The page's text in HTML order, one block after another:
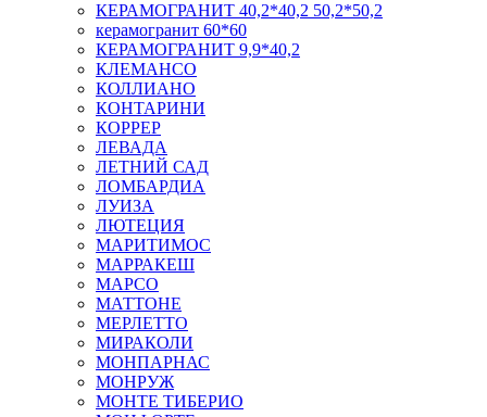
КЕРАМОГРАНИТ 40,2*40,2 50,2*50,2
керамогранит 60*60
КЕРАМОГРАНИТ 9,9*40,2
КЛЕМАНСО
КОЛЛИАНО
КОНТАРИНИ
КОРРЕР
ЛЕВАДА
ЛЕТНИЙ САД
ЛОМБАРДИА
ЛУИЗА
ЛЮТЕЦИЯ
МАРИТИМОС
МАРРАКЕШ
МАРСО
МАТТОНЕ
МЕРЛЕТТО
МИРАКОЛИ
МОНПАРНАС
МОНРУЖ
МОНТЕ ТИБЕРИО